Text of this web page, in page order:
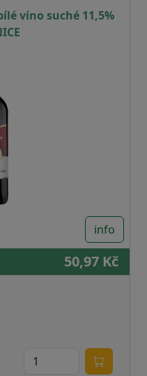
víno suché 11,5%
info
50,97 Kč